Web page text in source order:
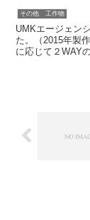
その他 工作物
UMKエージェン
た。（2015年製
に応じて２WAY